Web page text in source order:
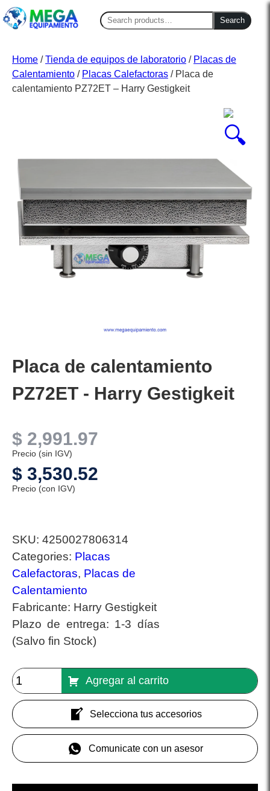
Search
for:
Search
Home /Tienda de equipos de laboratorio / Placas de
Calentamiento / Placas Calefactoras / Placa de
calentamiento PZ72ET – Harry Gestigkeit
Placa de calentamiento
PZ72ET - Harry Gestigkeit
$ 2,991.97
Precio (sin IGV)
$ 3,530.52
Precio (con IGV)
SKU: 4250027806314
Categories: Placas
Calefactoras, Placas de
Calentamiento
Fabricante: Harry Gestigkeit
Plazo de entrega: 1-3 días
(Salvo fin Stock)
Agregar al carrito
Selecciona tus accesorios
Comunicate con un asesor